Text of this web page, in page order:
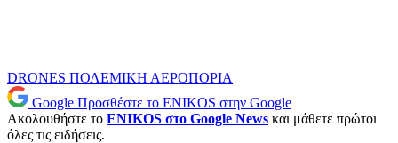
DRONES ΠΟΛΕΜΙΚΗ ΑΕΡΟΠΟΡΙΑ
Google Προσθέστε το ENIKOS στην Google
Ακολουθήστε το ENIKOS στο Google News και μάθετε πρώτοι
όλες τις ειδήσεις.